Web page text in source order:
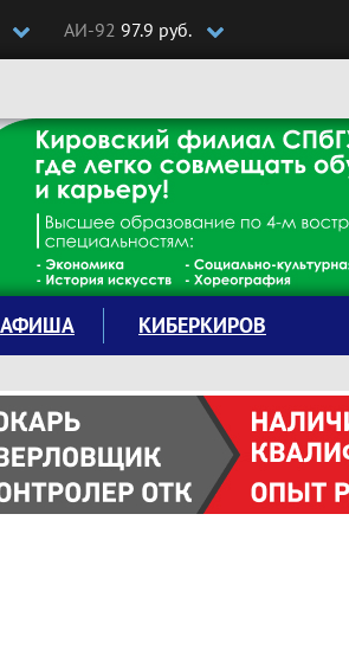
АИ-92 97.9 руб.
АФИША КИБЕРКИРОВ